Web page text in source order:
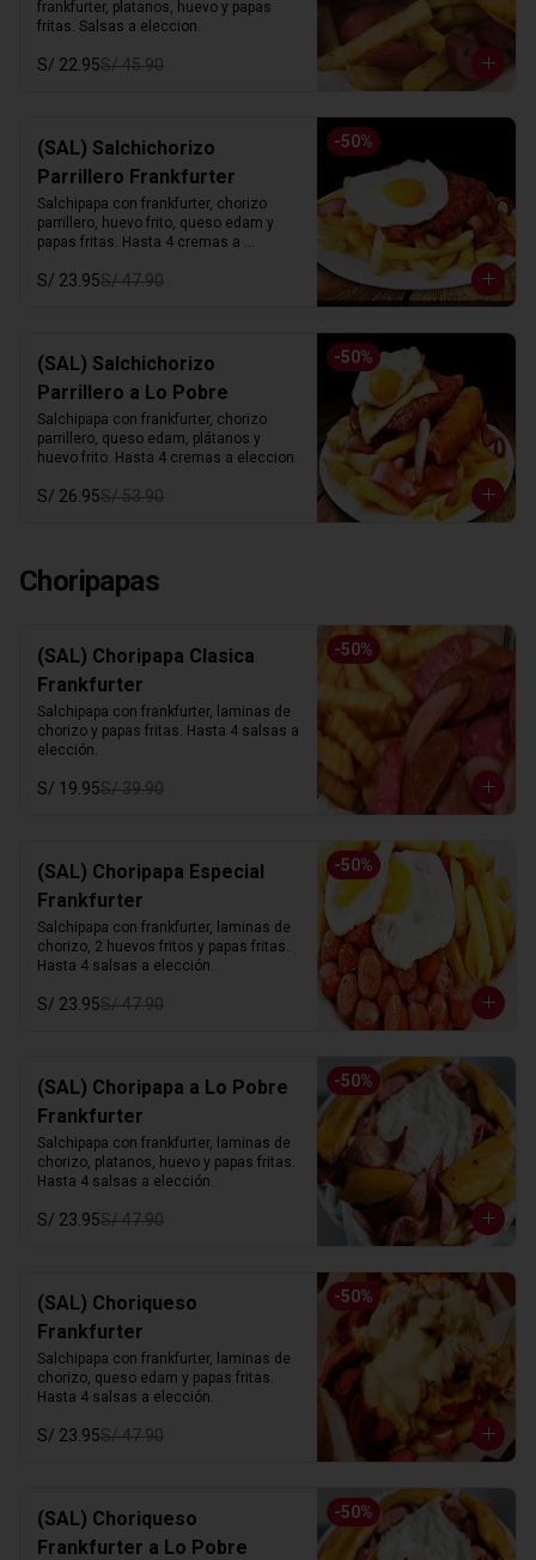
frankfurter, platanos, huevo y papas
fritas. Salsas a eleccion.
S/ 22.95S/ 45.90
-50%
(SAL) Salchichorizo
Parrillero Frankfurter
Salchipapa con frankfurter, chorizo
parrillero, huevo frito, queso edam y
papas fritas. Hasta 4 cremas a
S/ 23.95S/ 47.90
-50%
(SAL) Salchichorizo
Parrillero a Lo Pobre
Salchipapa con frankfurter, chorizo
parrillero, queso edam, plátanos y
huevo frito. Hasta 4 cremas a eleccion.
S/ 26.95S/ 53.90
Choripapas
-50%
(SAL) Choripapa Clasica
Frankfurter
Salchipapa con frankfurter, laminas de
chorizo y papas fritas. Hasta 4 salsas a
elección.
S/ 19.95S/ 39.90
-50%
(SAL) Choripapa Especial
Frankfurter
Salchipapa con frankfurter, laminas de
chorizo, 2 huevos fritos y papas fritas.
Hasta 4 salsas a elección.
S/ 23.95S/ 47.90
-50%
(SAL) Choripapa a Lo Pobre
Frankfurter
Salchipapa con frankfurter, laminas de
chorizo, platanos, huevo y papas fritas.
Hasta 4 salsas a elección.
S/ 23.95S/ 47.90
-50%
(SAL) Choriqueso
Frankfurter
Salchipapa con frankfurter, laminas de
chorizo, queso edam y papas fritas.
Hasta 4 salsas a elección.
S/ 23.95S/ 47.90
-50%
(SAL) Choriqueso
Frankfurter a Lo Pobre